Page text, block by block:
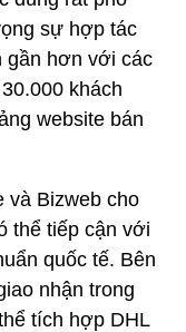
sự hợp tác
gần hơn với các
khách
website bán
và Bizweb cho
thể tiếp cận với
quốc tế. Bên
nhận trong
tích hợp DHL